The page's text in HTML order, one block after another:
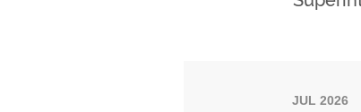
JUL 2026